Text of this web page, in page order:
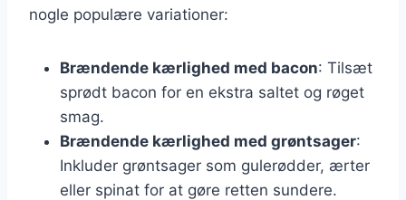
nogle populære variationer:
Brændende kærlighed med bacon: Tilsæt
sprødt bacon for en ekstra saltet og røget
smag.
Brændende kærlighed med grøntsager:
Inkluder grøntsager som gulerødder, ærter
eller spinat for at gøre retten sundere.